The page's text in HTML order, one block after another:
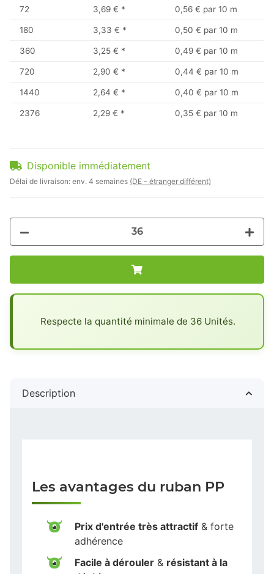
72 3,69 € * 0,56 € par 10 m
180 3,33 € * 0,50 € par 10 m
360 3,25 € * 0,49 € par 10 m
720 2,90 € * 0,44 € par 10 m
1440 2,64 € * 0,40 € par 10 m
2376 2,29 € * 0,35 € par 10 m
Disponible immédiatement
Délai de livraison: env. 4 semaines (DE - étranger différent)
Respecte la quantité minimale de 36 Unités.
Description
Les avantages du ruban PP
Prix d'entrée très attractif & forte
adhérence
Facile à dérouler & résistant à la